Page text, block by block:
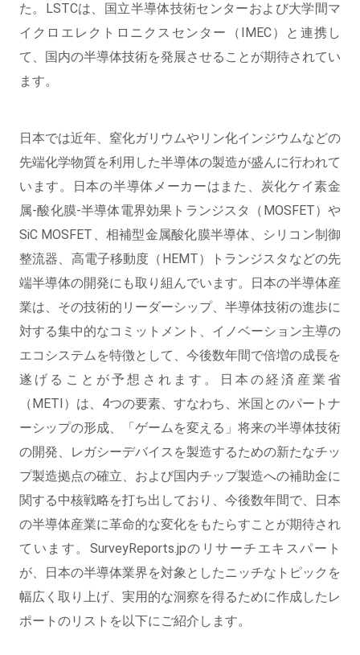
た。LSTCは、国立半導体技術センターおよび大学間マ
イクロエレクトロニクスセンター（IMEC）と連携し
て、国内の半導体技術を発展させることが期待されてい
ます。
日本では近年、窒化ガリウムやリン化インジウムなどの
先端化学物質を利用した半導体の製造が盛んに行われて
います。日本の半導体メーカーはまた、炭化ケイ素金
属-酸化膜-半導体電界効果トランジスタ（MOSFET）や
SiC MOSFET、相補型金属酸化膜半導体、シリコン制御
整流器、高電子移動度（HEMT）トランジスタなどの先
端半導体の開発にも取り組んでいます。日本の半導体産
業は、その技術的リーダーシップ、半導体技術の進歩に
対する集中的なコミットメント、イノベーション主導の
エコシステムを特徴として、今後数年間で倍増の成長を
遂げることが予想されます。日本の経済産業省
（METI）は、4つの要素、すなわち、米国とのパートナ
ーシップの形成、「ゲームを変える」将来の半導体技術
の開発、レガシーデバイスを製造するための新たなチッ
プ製造拠点の確立、および国内チップ製造への補助金に
関する中核戦略を打ち出しており、今後数年間で、日本
の半導体産業に革命的な変化をもたらすことが期待され
ています。SurveyReports.jpのリサーチエキスパート
が、日本の半導体業界を対象としたニッチなトピックを
幅広く取り上げ、実用的な洞察を得るために作成したレ
ポートのリストを以下にご紹介します。